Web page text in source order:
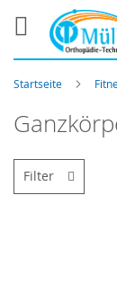
Startseite
Filter